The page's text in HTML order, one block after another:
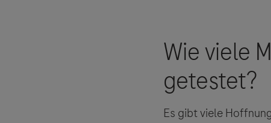
Es gibt viele